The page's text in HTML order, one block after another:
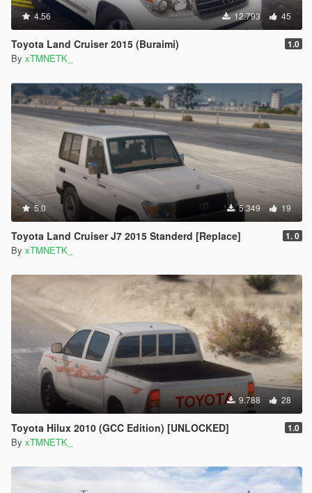
4.56 12.793 45
Toyota Land Cruiser 2015 (Buraimi) 1.0
By xTMNETK_
5.0 5.349 19
Toyota Land Cruiser J7 2015 Standerd [Replace] 1. 0
By xTMNETK_
9.788 28
Toyota Hilux 2010 (GCC Edition) [UNLOCKED] 1.0
By xTMNETK_